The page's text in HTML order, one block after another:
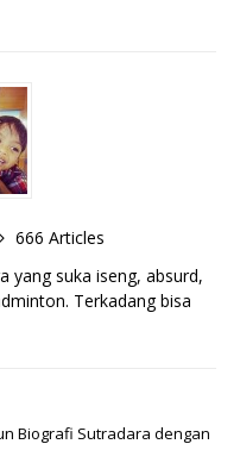
666 Articles
yang suka iseng, absurd,
Terkadang bisa
Biografi Sutradara dengan